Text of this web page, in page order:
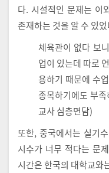
다. 시설적인 문제는 이
존재하는 것을 알 수 있
체육관이 없다 보
업이 있는데 따로
용하기 때문에 수
종목하기에도 부
교사 심층면담)
또한, 중국에서는 실기
시수가 너무 적다는 문
시간은 한국의 대학교와